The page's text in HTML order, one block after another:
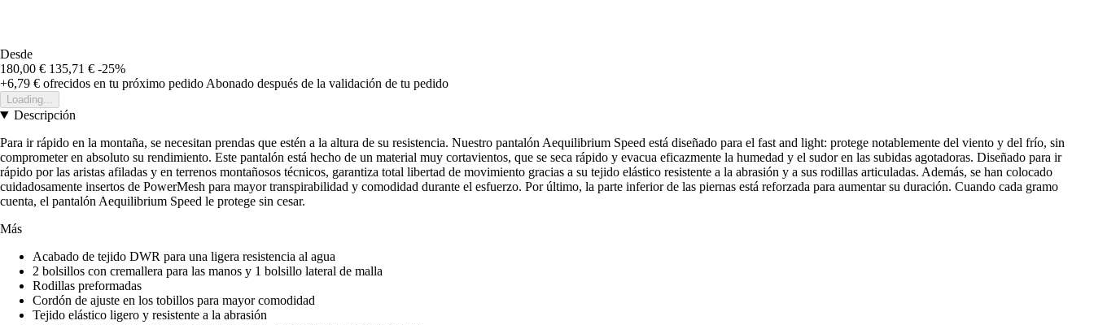
Desde
180,00 € 135,71 € -25%
+6,79 € ofrecidos en tu próximo pedido Abonado después de la validación de tu pedido
Loading...
Descripción
Para ir rápido en la montaña, se necesitan prendas que estén a la altura de su resistencia. Nuestro pantalón Aequilibrium Speed está diseñado para el fast and light: protege notablemente del viento y del frío, sin
comprometer en absoluto su rendimiento. Este pantalón está hecho de un material muy cortavientos, que se seca rápido y evacua eficazmente la humedad y el sudor en las subidas agotadoras. Diseñado para ir
rápido por las aristas afiladas y en terrenos montañosos técnicos, garantiza total libertad de movimiento gracias a su tejido elástico resistente a la abrasión y a sus rodillas articuladas. Además, se han colocado
cuidadosamente insertos de PowerMesh para mayor transpirabilidad y comodidad durante el esfuerzo. Por último, la parte inferior de las piernas está reforzada para aumentar su duración. Cuando cada gramo
cuenta, el pantalón Aequilibrium Speed le protege sin cesar.
Más
Acabado de tejido DWR para una ligera resistencia al agua
2 bolsillos con cremallera para las manos y 1 bolsillo lateral de malla
Rodillas preformadas
Cordón de ajuste en los tobillos para mayor comodidad
Tejido elástico ligero y resistente a la abrasión